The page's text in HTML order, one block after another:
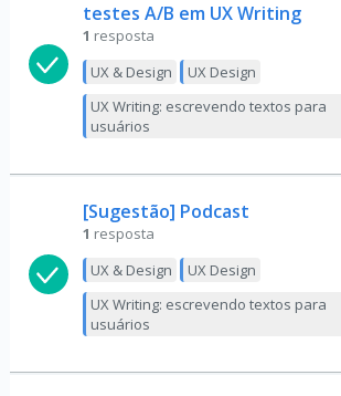
testes A/B em UX Writing
1 resposta
UX & Design
UX Design
UX Writing: escrevendo textos para
usuários
[Sugestão] Podcast
1 resposta
UX & Design
UX Design
UX Writing: escrevendo textos para
usuários